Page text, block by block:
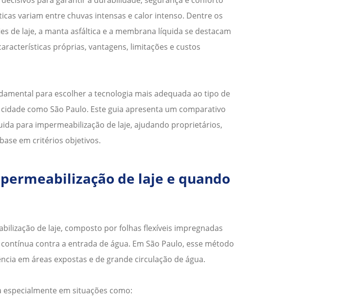
variam entre chuvas intensas e calor intenso. Dentre os
de laje, a manta asfáltica e a membrana líquida se destacam
próprias, vantagens, limitações e custos
para escolher a tecnologia mais adequada ao tipo de
como São Paulo. Este guia apresenta um comparativo
para impermeabilização de laje, ajudando proprietários,
em critérios objetivos.
de laje e quando
de laje, composto por folhas flexíveis impregnadas
contra a entrada de água. Em São Paulo, esse método
em áreas expostas e de grande circulação de água.
em situações como: